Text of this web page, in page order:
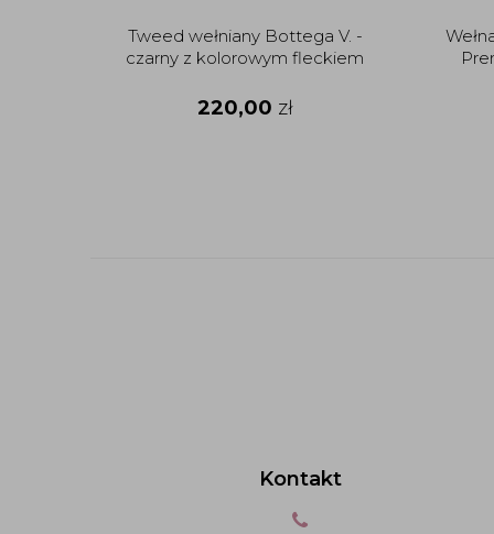
Tweed wełniany Bottega V. -
czarny z kolorowym fleckiem
220,00 zł
Kontakt